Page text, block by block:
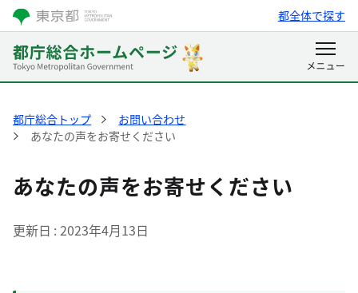
都全体で探す
都庁総合トップ
お問い合わせ
あなたの声をお寄せください
あなたの声をお寄せください
更新日 2023年4月13日